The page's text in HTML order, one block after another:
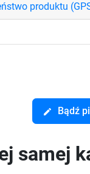
produktu
edit Bądź
samej